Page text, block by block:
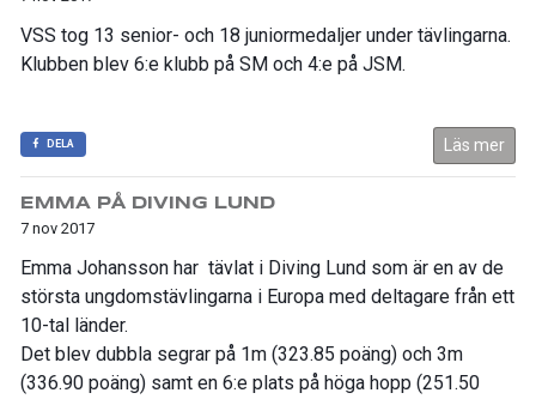
VSS tog 13 senior- och 18 juniormedaljer under tävlingarna.
Klubben blev 6:e klubb på SM och 4:e på JSM.
DELA Läs mer
EMMA PÅ DIVING LUND
7 nov 2017
Emma Johansson har tävlat i Diving Lund som är en av de
största ungdomstävlingarna i Europa med deltagare från ett
10-tal länder.
Det blev dubbla segrar på 1m (323.85 poäng) och 3m
(336.90 poäng) samt en 6:e plats på höga hopp (251.50